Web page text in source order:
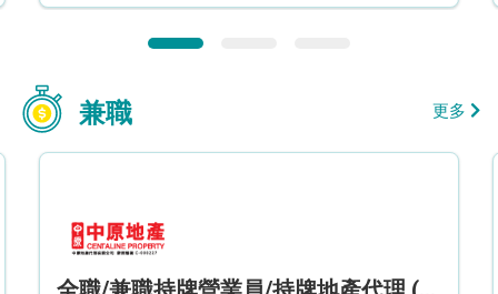
兼職 更多